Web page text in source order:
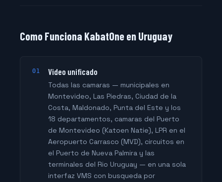
Como Funciona KabatOne en Uruguay
01 Video unificado
Todas las camaras — municipales en
Montevideo, Las Piedras, Ciudad de la
Costa, Maldonado, Punta del Este y los
18 departamentos, camaras del Puerto
de Montevideo (Katoen Natie), LPR en el
Aeropuerto Carrasco (MVD), circuitos en
el Puerto de Nueva Palmira y las
terminales del Rio Uruguay — en una sola
interfaz VMS con busqueda por